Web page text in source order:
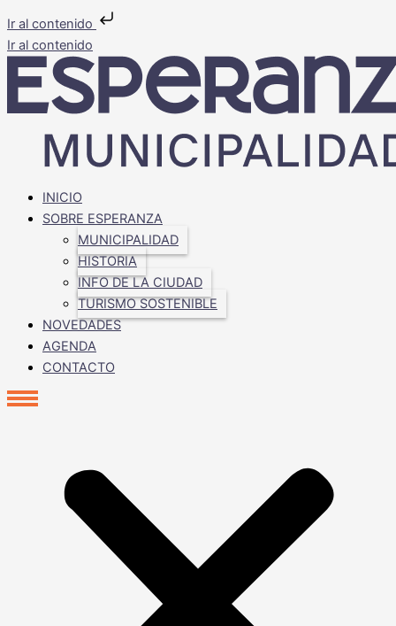
Ir al contenido
Ir al contenido
INICIO
SOBRE ESPERANZA
MUNICIPALIDAD
HISTORIA
INFO DE LA CIUDAD
TURISMO SOSTENIBLE
NOVEDADES
AGENDA
CONTACTO